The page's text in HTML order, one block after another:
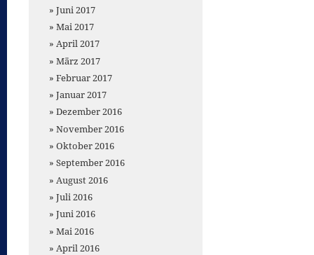
Juni 2017
Mai 2017
April 2017
März 2017
Februar 2017
Januar 2017
Dezember 2016
November 2016
Oktober 2016
September 2016
August 2016
Juli 2016
Juni 2016
Mai 2016
April 2016